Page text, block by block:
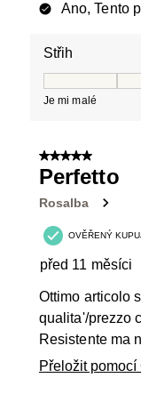
Ano, Tento
Střih
Je mi malé
5 z 5 hvězdiček.
Perfetto
Rosalba
OVĚŘENÝ
před 11 měsíci
Ottimo articolo
qualita'/prezzo
Resistente ma
Přeložit pomocí